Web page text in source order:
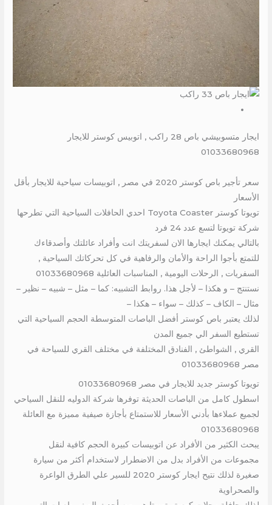
ايجار متسوبيشي باص 28 راكب , اتوبيس كوستر للايجار
01033680968
سعر تأجير باص كوستر 2020 في مصر , اتوبيسات سياحية للايجار بأقل
الأسعار
تويوتا كوستر Toyota Coaster احدي الحافلات السياحية التي تطرحها
شركة تويوتا لتسع عدد 24 فرد
بالتالي يمكنك ايجارها الان لسفريتك انت وأفراد عائلتك وأصدقاءك
للتمتع بأجوا الراحة والأمان والرفاهية في كل تحركاتك السياحية ,
السفريات , الرحلات اليومية , المناسبات العائلية 01033680968
نستنتج – و هكذا – لأجل هذا. روابط التشبيه: كما – مثل – شبيه – نظير –
مثال – الكاف – كذلك – سواء – هكذا –
لذلك يعتبر باص كوستر أفضل الباصات المتوسطة الحجم السياحية التي
تستطيع السفر الي جميع المدن
القري , الشواطئ , الفنادق المختلفة في مختلف القري للسياحة في
مصر 01033680968
تويوتا كوستر جديد للايجار في مصر 01033680968
اسطول كامل من الباصات الحديثة توفرها شركة الدوليه للنقل السياحي
لجميع عملاءها بأدني الأسعار للاستمتاع بأجازة صيفية مميزة مع العائلة
01033680968
يبحث الكثير من الأفراد عن اتوبيسات كبيرة الحجم كافية لنقل
مجموعات من الأفراد بدل من الاضطرار لاستخدام أكثر من سيارة
صغيرة لذلك نتيح ايجار كوستر 2020 للسير علي الطرق الواعرة
والصحراوية